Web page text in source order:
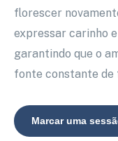
florescer
expressar carinho
garantindo que o
fonte constante de
Marcar uma